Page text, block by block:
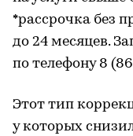
*рассрочка без
до 24 месяцев.
по телефону 8
Этот тип
у которых